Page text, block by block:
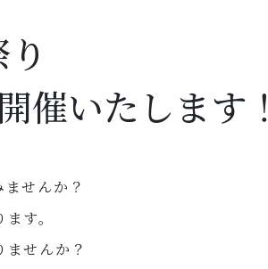
いたします！
せんか？
す。
せんか？